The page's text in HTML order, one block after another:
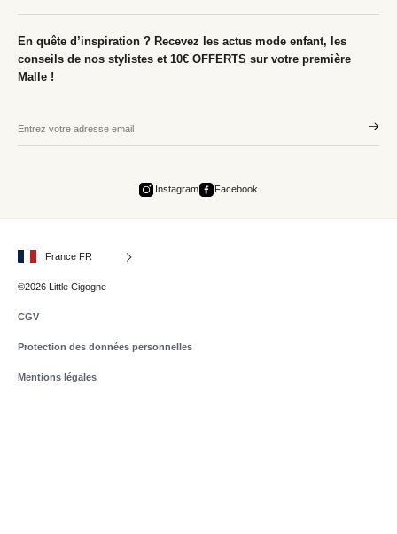
En quête d’inspiration ? Recevez les actus mode enfant, les
conseils de nos stylistes et 10€ OFFERTS sur votre première
Malle !
Instagram Facebook
France FR
©2026 Little Cigogne
CGV
Protection des données personnelles
Mentions légales